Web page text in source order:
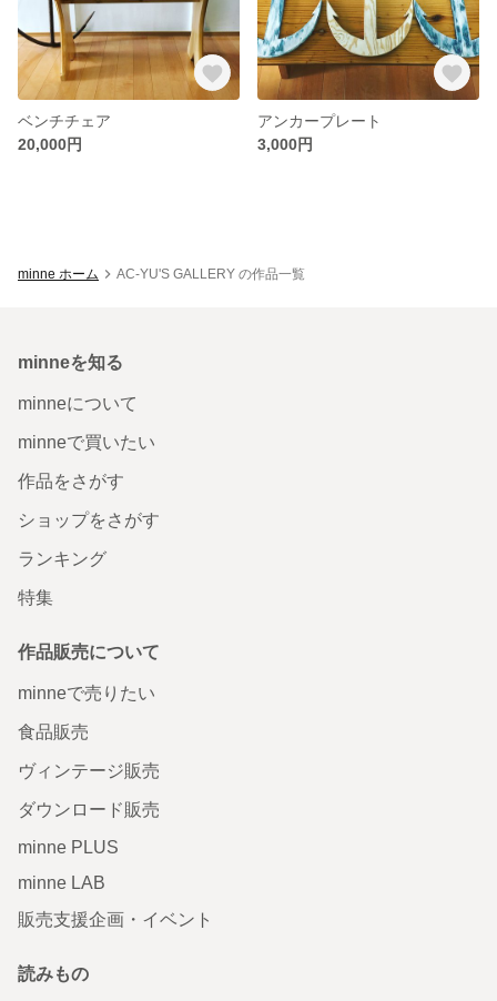
ベンチチェア
20,000円
アンカープレート
3,000円
minne ホーム AC-YU'S GALLERY の作品一覧
minneを知る
minneについて
minneで買いたい
作品をさがす
ショップをさがす
ランキング
特集
作品販売について
minneで売りたい
食品販売
ヴィンテージ販売
ダウンロード販売
minne PLUS
minne LAB
販売支援企画・イベント
読みもの